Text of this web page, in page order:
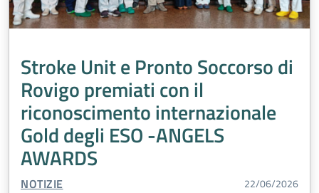
Prenotazioni
Fascicolo Sanitario Elettronico FSE
Medicina Trasfusionale
Inclusione
Oncologia
Cardiologia
Accreditamento
Salute Mentale
Agricoltura
Percorso Nascita
Vaccini
Malattie rare
Violenza di genere
Chirurgia Generale
Turismo
Medicina generale
Prevenzione
Esenzioni
Stroke Unit e Pronto Soccorso di
Rovigo premiati con il
riconoscimento internazionale
Gold degli ESO -ANGELS
AWARDS
TIPO CONTENUTO:
NOTIZIE 22/06/2026